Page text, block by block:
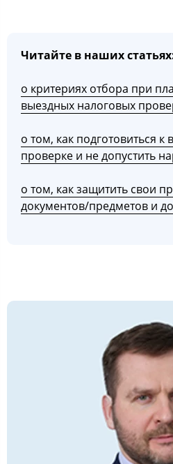
Читайте в наших
о критериях отбора при
выездных налоговых
о том, как подготовиться
проверке и не допустить
о том, как защитить свои
документов/предметов и